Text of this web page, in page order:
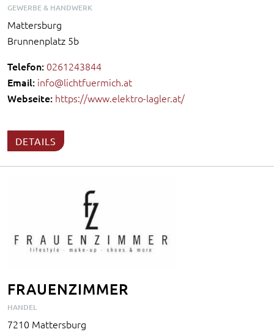
GEWERBE & HANDWERK
Mattersburg
Brunnenplatz 5b
Telefon: 0261243844
Email: info@lichtfuermich.at
Webseite: https://www.elektro-lagler.at/
DETAILS
FRAUENZIMMER
HANDEL
7210 Mattersburg